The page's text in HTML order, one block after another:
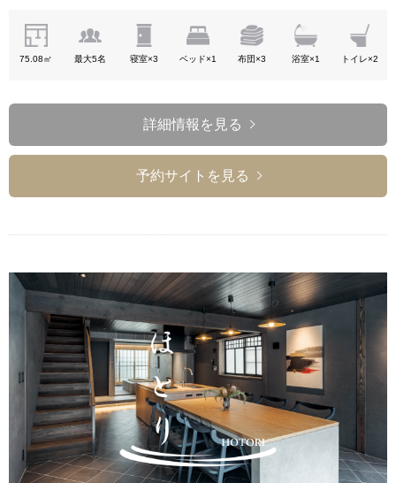
75.08㎡ 最大5名 寝室×3 ベッド×1 布団×3 浴室×1 トイレ×2
詳細情報を見る
予約サイトを見る